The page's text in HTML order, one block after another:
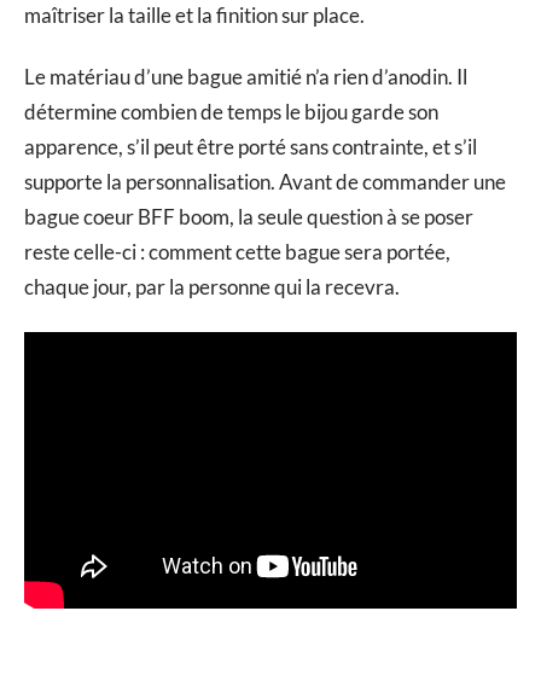
maîtriser la taille et la finition sur place.
Le matériau d’une bague amitié n’a rien d’anodin. Il
détermine combien de temps le bijou garde son
apparence, s’il peut être porté sans contrainte, et s’il
supporte la personnalisation. Avant de commander une
bague coeur BFF boom, la seule question à se poser
reste celle-ci : comment cette bague sera portée,
chaque jour, par la personne qui la recevra.